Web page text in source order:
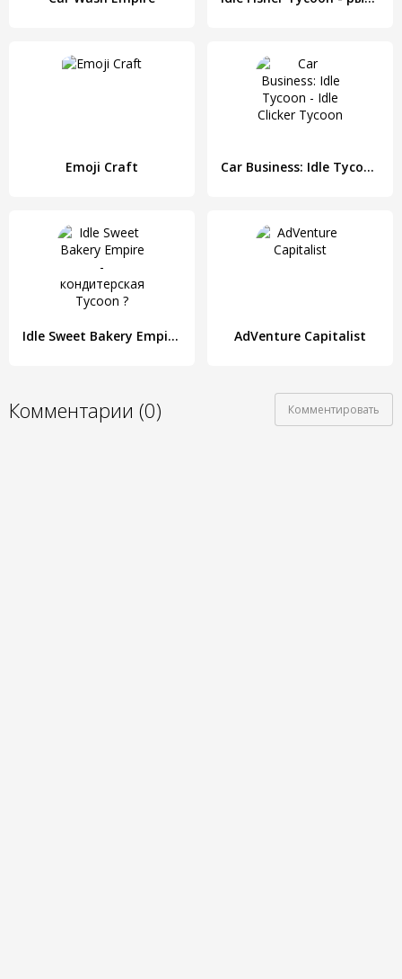
Emoji Craft Car Business: Idle Tycoon - Idle Clicker Tycoon
Idle Sweet Bakery Empire - кондитерская Tycoon ? AdVenture Capitalist
Комментарии (0) Комментировать